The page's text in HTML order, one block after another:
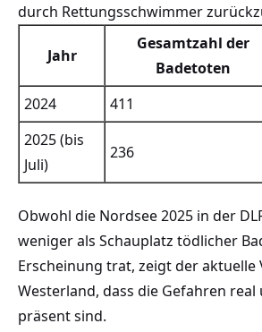
durch Rettungsschwimmer
Jahr
Gesamtzahl der
Badetoten
2024
411
2025 (bis
Juli)
236
Obwohl die Nordsee 2025 in der
weniger als Schauplatz tödlicher
Erscheinung trat, zeigt der aktuelle
Westerland, dass die Gefahren
präsent sind.